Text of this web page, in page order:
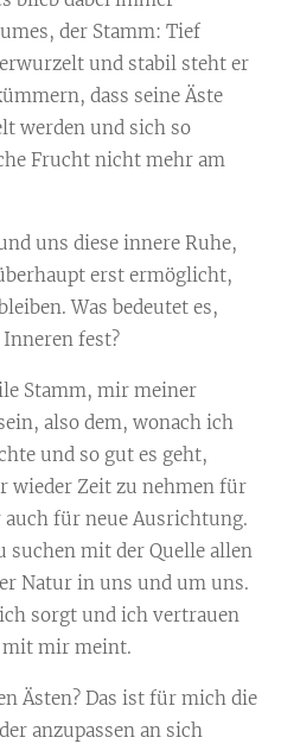
der Stamm: Tief
und stabil steht er
dass seine Äste
werden und sich so
Frucht nicht mehr am
uns diese innere Ruhe,
erst ermöglicht,
Was bedeutet es,
fest?
Stamm, mir meiner
also dem, wonach ich
und so gut es geht,
wieder Zeit zu nehmen für
auch für neue Ausrichtung.
suchen mit der Quelle allen
Natur in uns und um uns.
sorgt und ich vertrauen
mit mir meint.
Ästen? Das ist für mich die
anzupassen an sich